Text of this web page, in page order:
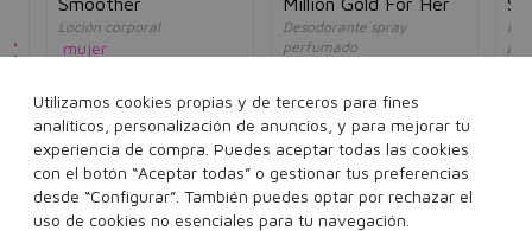
Loción corporal
mujer
200 ml
Añadir a la cesta
Desodorante spray
perfumado
24,95€
150 ml
Añadir a la cesta
Utilizamos cookies propias y de terceros para fines
analíticos, personalización de anuncios, y para mejorar tu
experiencia de compra. Puedes aceptar todas las cookies
con el botón “Aceptar todas” o gestionar tus preferencias
desde “Configurar”. También puedes optar por rechazar el
uso de cookies no esenciales para tu navegación.